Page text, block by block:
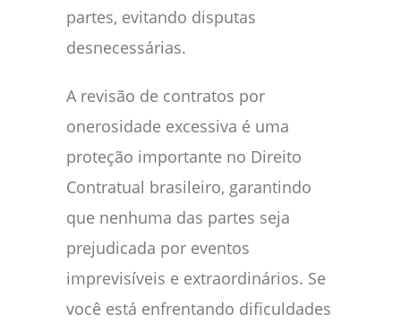
partes, evitando disputas
desnecessárias.
A revisão de contratos por
onerosidade excessiva é uma
proteção importante no Direito
Contratual brasileiro, garantindo
que nenhuma das partes seja
prejudicada por eventos
imprevisíveis e extraordinários. Se
você está enfrentando dificuldades